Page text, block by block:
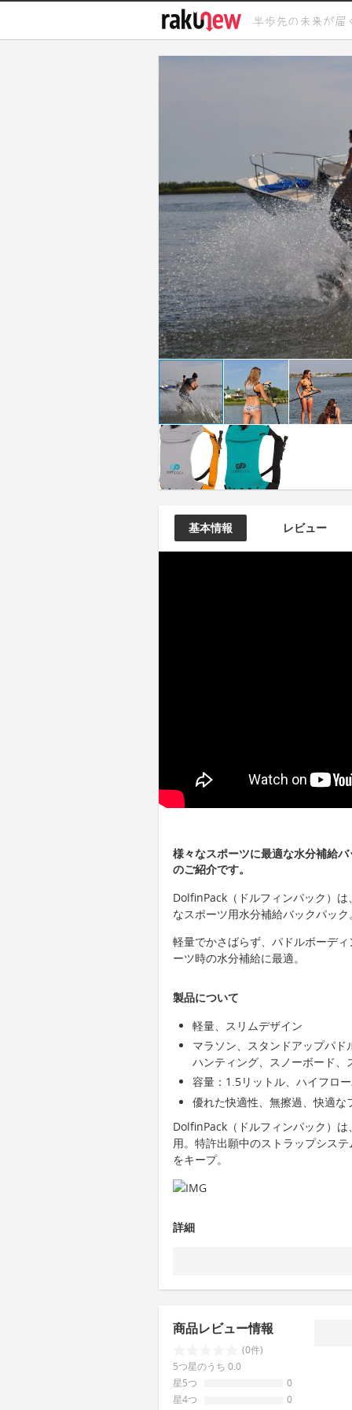
基本情報 レビュー
様々なスポーツに最適な水分補給
のご紹介です。
DolfinPack（ドルフィンパック）
なスポーツ用水分補給バックパック。
軽量でかさばらず、パドルボーデ
ーツ時の水分補給に最適。
製品について
軽量、スリムデザイン
マラソン、スタンドアップパド
ハンティング、スノーボード
容量：1.5リットル、ハイフロ
優れた快適性、無擦過、快適な
DolfinPack（ドルフィンパック）
用。特許出願中のストラップシス
をキープ。
詳細
商品レビュー情報
(0件)
5つ星のうち 0.0
星5つ
0
星4つ
0